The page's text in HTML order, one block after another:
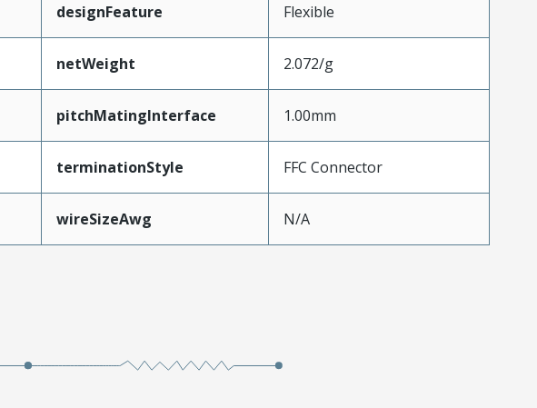
designFeature Flexible
netWeight 2.072/g
pitchMatingInterface 1.00mm
terminationStyle FFC Connector
wireSizeAwg N/A